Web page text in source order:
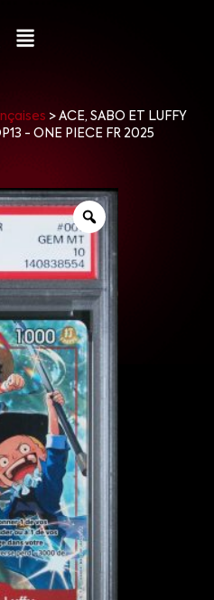
>ACE, SABO ET LUFFY
- ONE PIECE FR 2025